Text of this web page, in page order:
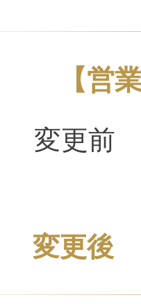
【営
変更前
変更後